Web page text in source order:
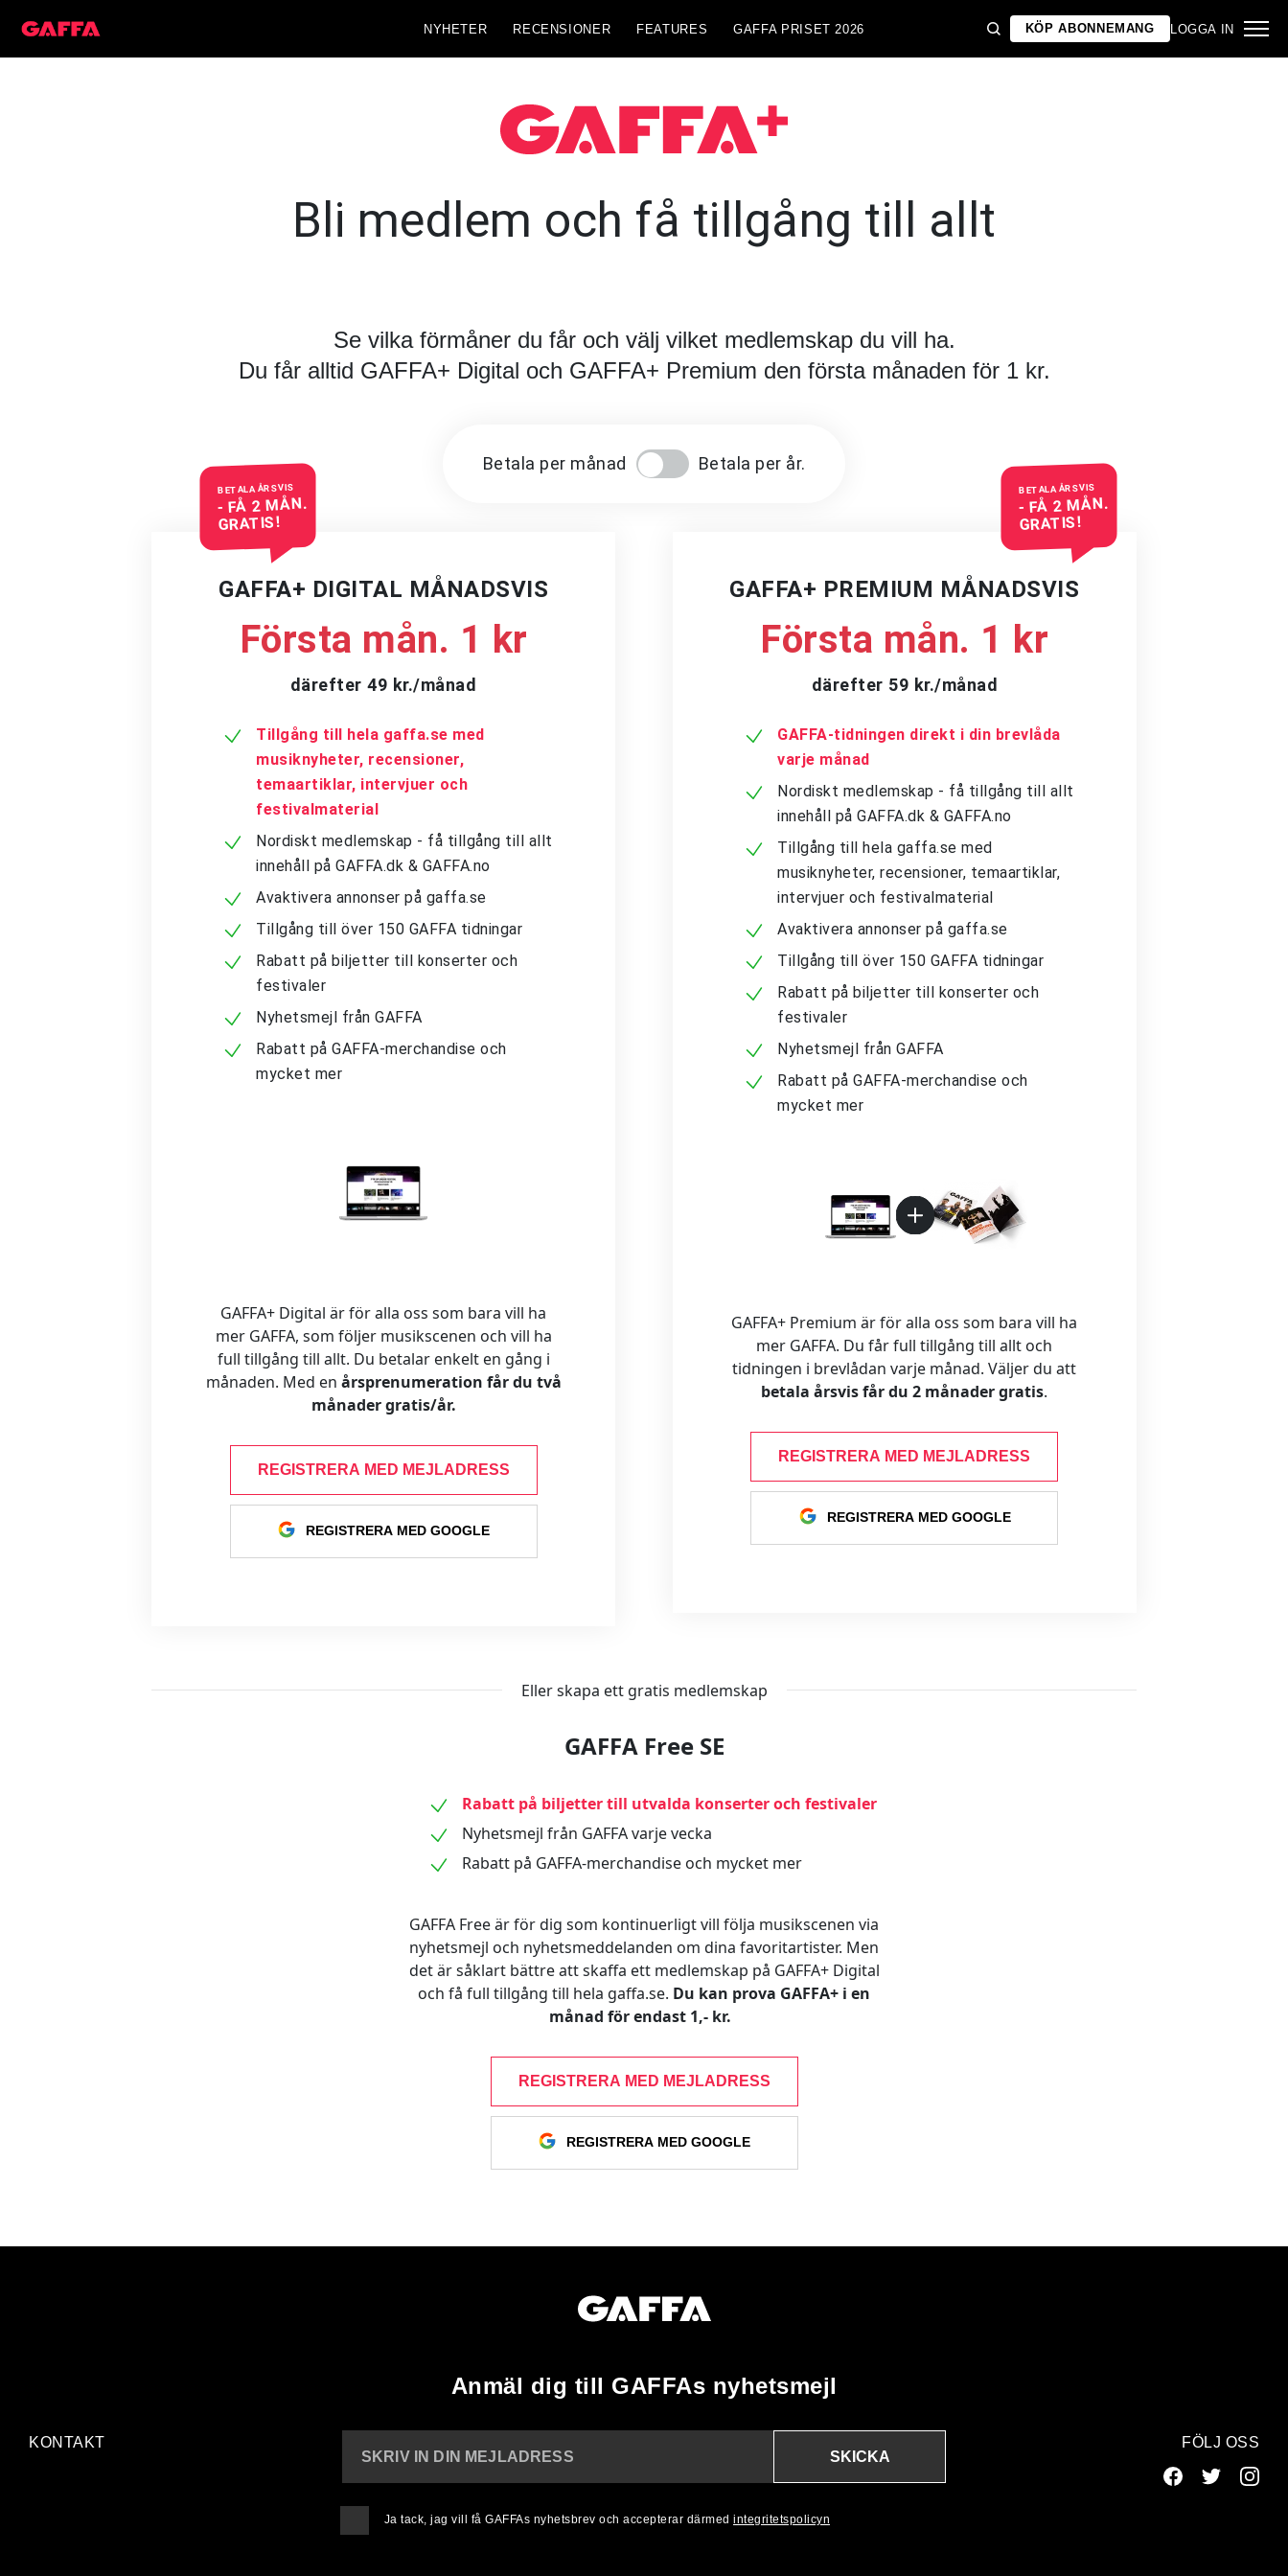
NYHETER RECENSIONER FEATURES GAFFA PRISET 2026 KÖP ABONNEMANG LOGGA IN
Bli medlem och få tillgång till allt
Se vilka förmåner du får och välj vilket medlemskap du vill ha.
Du får alltid GAFFA+ Digital och GAFFA+ Premium den första månaden för 1 kr.
Betala per månad Betala per år.
BETALA ÅRSVIS
- FÅ 2 MÅN.
GRATIS!
GAFFA+ DIGITAL MÅNADSVIS
Första mån. 1 kr
därefter 49 kr./månad
Tillgång till hela gaffa.se med
musiknyheter, recensioner,
temaartiklar, intervjuer och
festivalmaterial
Nordiskt medlemskap - få tillgång till allt
innehåll på GAFFA.dk & GAFFA.no
Avaktivera annonser på gaffa.se
Tillgång till över 150 GAFFA tidningar
Rabatt på biljetter till konserter och
festivaler
Nyhetsmejl från GAFFA
Rabatt på GAFFA-merchandise och
mycket mer
GAFFA+ Digital är för alla oss som bara vill ha
mer GAFFA, som följer musikscenen och vill ha
full tillgång till allt. Du betalar enkelt en gång i
månaden. Med en årsprenumeration får du två
månader gratis/år.
REGISTRERA MED MEJLADRESS
REGISTRERA MED GOOGLE
BETALA ÅRSVIS
- FÅ 2 MÅN.
GRATIS!
GAFFA+ PREMIUM MÅNADSVIS
Första mån. 1 kr
därefter 59 kr./månad
GAFFA-tidningen direkt i din brevlåda
varje månad
Nordiskt medlemskap - få tillgång till allt
innehåll på GAFFA.dk & GAFFA.no
Tillgång till hela gaffa.se med
musiknyheter, recensioner, temaartiklar,
intervjuer och festivalmaterial
Avaktivera annonser på gaffa.se
Tillgång till över 150 GAFFA tidningar
Rabatt på biljetter till konserter och
festivaler
Nyhetsmejl från GAFFA
Rabatt på GAFFA-merchandise och
mycket mer
GAFFA+ Premium är för alla oss som bara vill ha
mer GAFFA. Du får full tillgång till allt och
tidningen i brevlådan varje månad. Väljer du att
betala årsvis får du 2 månader gratis.
REGISTRERA MED MEJLADRESS
REGISTRERA MED GOOGLE
Eller skapa ett gratis medlemskap
GAFFA Free SE
Rabatt på biljetter till utvalda konserter och festivaler
Nyhetsmejl från GAFFA varje vecka
Rabatt på GAFFA-merchandise och mycket mer
GAFFA Free är för dig som kontinuerligt vill följa musikscenen via
nyhetsmejl och nyhetsmeddelanden om dina favoritartister. Men
det är såklart bättre att skaffa ett medlemskap på GAFFA+ Digital
och få full tillgång till hela gaffa.se. Du kan prova GAFFA+ i en
månad för endast 1,- kr.
REGISTRERA MED MEJLADRESS
REGISTRERA MED GOOGLE
Anmäl dig till GAFFAs nyhetsmejl
KONTAKT
SKRIV IN DIN MEJLADRESS
SKICKA
Ja tack, jag vill få GAFFAs nyhetsbrev och accepterar därmed integritetspolicyn
FÖLJ OSS